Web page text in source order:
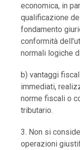
economica, in
qualificazione
fondamento
conformità
normali logiche
b) vantaggi
immediati,
norme fiscali o
tributario.
3. Non si
operazioni